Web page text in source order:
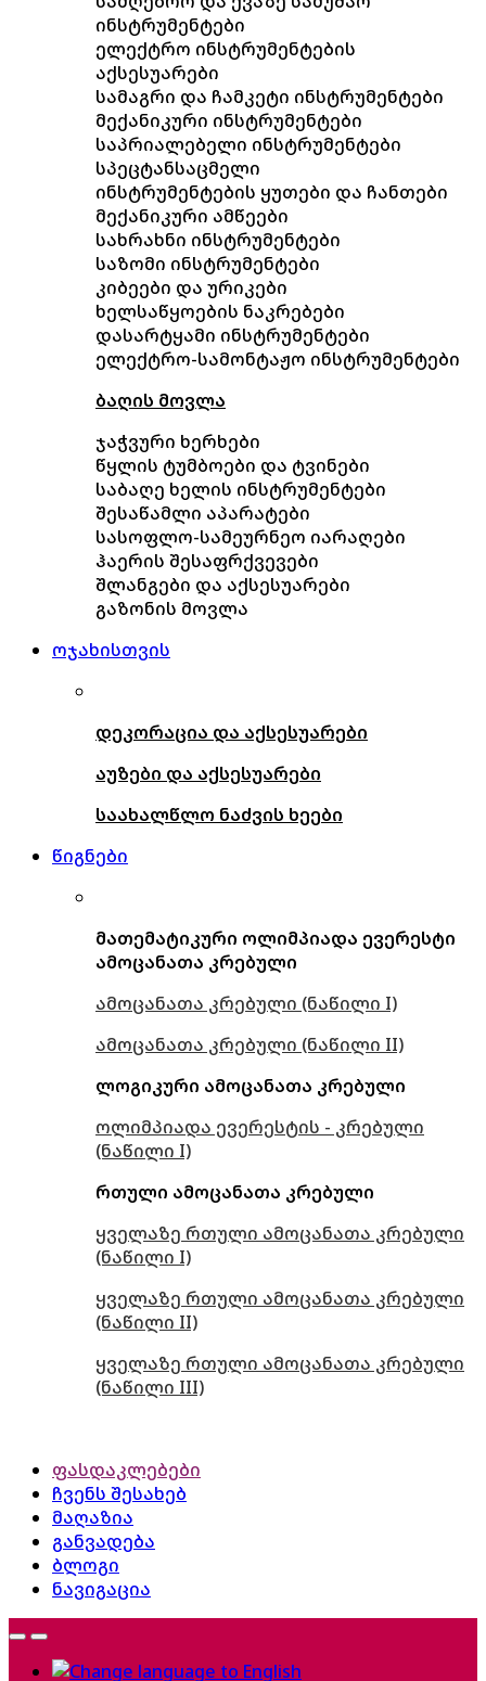
ინსტრუმენტები
ელექტრო ინსტრუმენტების
აქსესუარები
სამაგრი და ჩამკეტი ინსტრუმენტები
მექანიკური ინსტრუმენტები
საპრიალებელი ინსტრუმენტები
სპეცტანსაცმელი
ინსტრუმენტების ყუთები და ჩანთები
მექანიკური ამწეები
სახრახნი ინსტრუმენტები
საზომი ინსტრუმენტები
კიბეები და ურიკები
ხელსაწყოების ნაკრებები
დასარტყამი ინსტრუმენტები
ელექტრო-სამონტაჟო ინსტრუმენტები
ბაღის მოვლა
ჯაჭვური ხერხები
წყლის ტუმბოები და ტვინები
საბაღე ხელის ინსტრუმენტები
შესაწამლი აპარატები
სასოფლო-სამეურნეო იარაღები
ჰაერის შესაფრქვევები
შლანგები და აქსესუარები
გაზონის მოვლა
ოჯახისთვის
დეკორაცია და აქსესუარები
აუზები და აქსესუარები
საახალწლო ნაძვის ხეები
წიგნები
მათემატიკური ოლიმპიადა ევერესტი
ამოცანათა კრებული
ამოცანათა კრებული (ნაწილი I)
ამოცანათა კრებული (ნაწილი II)
ლოგიკური ამოცანათა კრებული
ოლიმპიადა ევერესტის - კრებული
(ნაწილი I)
რთული ამოცანათა კრებული
ყველაზე რთული ამოცანათა კრებული
(ნაწილი I)
ყველაზე რთული ამოცანათა კრებული
(ნაწილი II)
ყველაზე რთული ამოცანათა კრებული
(ნაწილი III)
ფასდაკლებები
ჩვენს შესახებ
მაღაზია
განვადება
ბლოგი
ნავიგაცია